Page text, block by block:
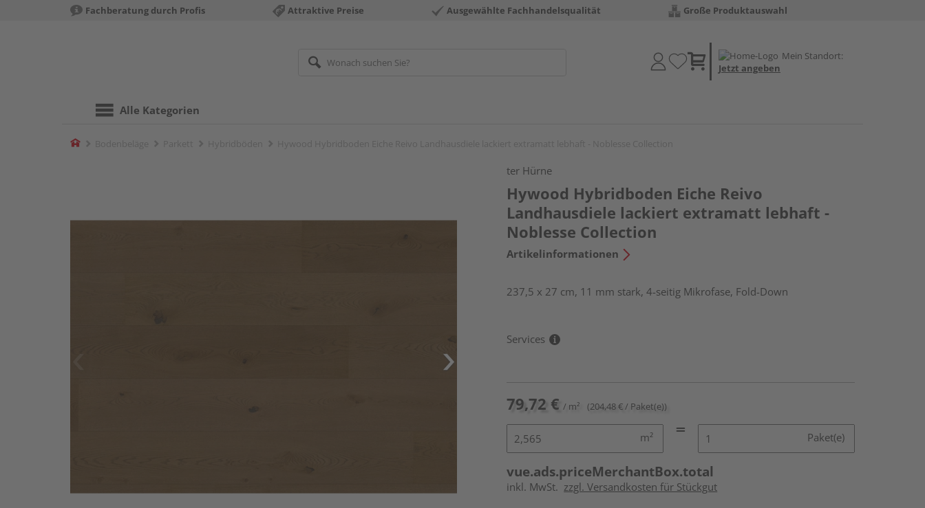
Fachberatung durch Profis Attraktive Preise Ausgewählte Fachhandelsqualität Große Produktauswahl
Mein Standort:
Jetzt angeben
Alle Kategorien
Home
ter Hürne
Hywood Hybridboden Eiche Reivo
Landhausdiele lackiert extramatt lebhaft -
Noblesse Collection
Artikelinformationen
237,5 x 27 cm, 11 mm stark, 4-seitig Mikrofase, Fold-Down
Services
79,72 € / m² (204,48 € / Paket(e))
m² Paket(e)
vue.ads.priceMerchantBox.total
inkl. MwSt. zzgl. Versandkosten für Stückgut